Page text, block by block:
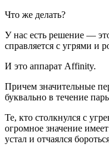
м. Строгино
б-р Строгинский, д. 9
+7 (965) 404-75-45
Записаться
Лазерная эпиляция
4800 р. все тело
Что же делать?
У нас есть решение —
справляется с угрями и
И это аппарат Affinity.
Причем значительные
буквально в течение
Те, кто столкнулся с
огромное значение
устал и отчаялся